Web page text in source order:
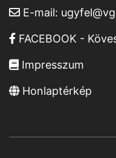
E-mail:
FACEBOOK -
Impresszum
Honlaptérkép